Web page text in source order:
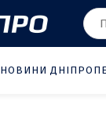
НОВИНИ